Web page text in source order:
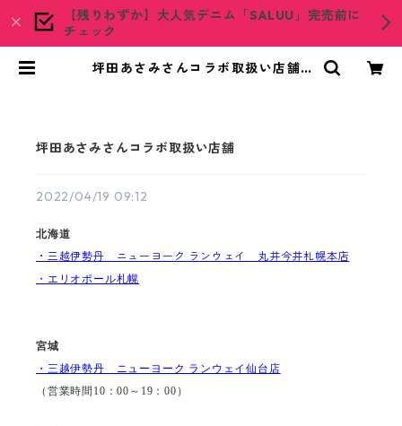
【残りわずか】大人気デニム「SALUU」完売前に
チェック
坪田あさみさんコラボ取扱い店舗 |
坪田あさみさんコラボ取扱い店舗
2022/04/19 09:12
北海道
・三越伊勢丹 ニューヨーク ランウェイ 丸井今井札幌本店
・エリオポール札幌
宮城
・三越伊勢丹 ニューヨーク ランウェイ仙台店
（営業時間 10 ：00 ～ 19 ：00 ）